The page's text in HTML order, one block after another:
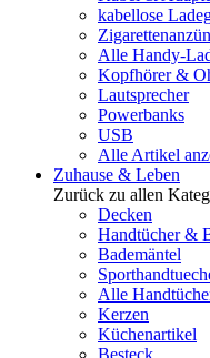
kabellose
Alle Handy-
Kopfhörer &
Lautsprecher
Powerbanks
USB
Alle Artikel
Zuhause & Leben
Zurück zu allen
Decken
Handtücher &
Bademäntel
Alle
Kerzen
Küchenartikel
Besteck